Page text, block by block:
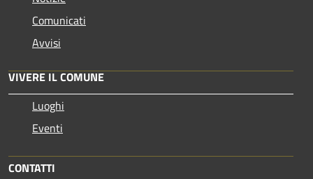
Comunicati
Avvisi
VIVERE IL COMUNE
Luoghi
Eventi
CONTATTI